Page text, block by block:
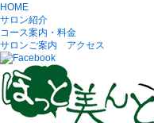
HOME
サロン紹介
コース案内・料金
サロンご案内 アクセス